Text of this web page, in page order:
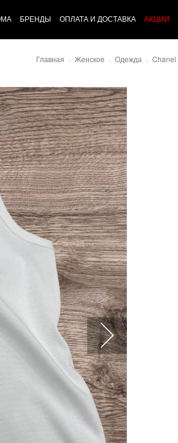
БРЕНДЫ ОПЛАТА И ДОСТАВКА АКЦИИ
Главная Женское Одежда Chanel